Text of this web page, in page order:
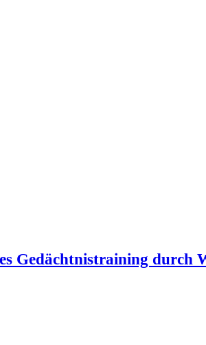
Gedächtnistraining durch